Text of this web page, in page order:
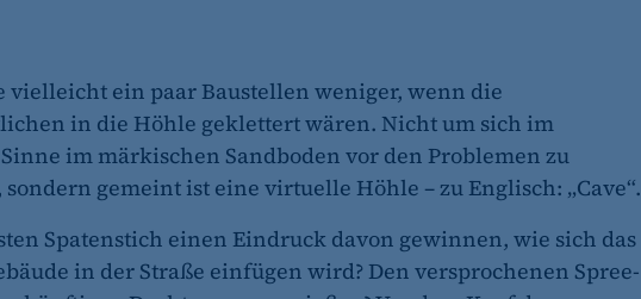
vielleicht ein paar Baustellen weniger, wenn die
in die Höhle geklettert wären. Nicht um sich im
im märkischen Sandboden vor den Problemen zu
gemeint ist eine virtuelle Höhle – zu Englisch: „Cave“.
Spatenstich einen Eindruck davon gewinnen, wie sich das
in der Straße einfügen wird? Den versprochenen Spree-